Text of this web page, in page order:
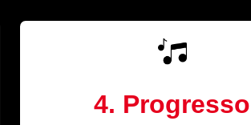
4. Progresso